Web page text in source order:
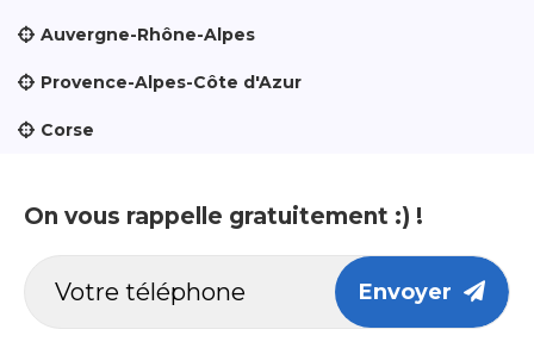
Auvergne-Rhône-Alpes
Provence-Alpes-Côte d'Azur
Corse
On vous rappelle gratuitement :) !
Envoyer